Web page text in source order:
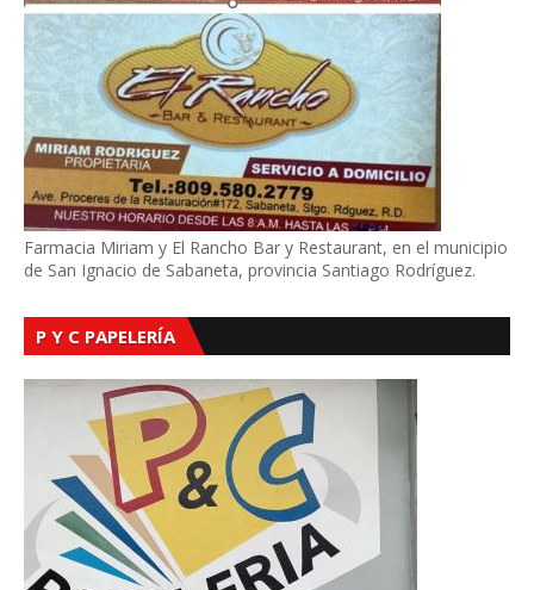
Farmacia Miriam y El Rancho Bar y Restaurant, en el municipio
de San Ignacio de Sabaneta, provincia Santiago Rodríguez.
P Y C PAPELERÍA